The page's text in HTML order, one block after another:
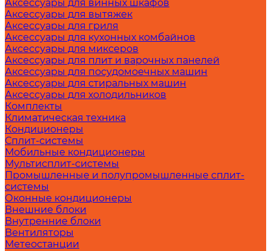
Аксессуары для винных шкафов
Аксессуары для вытяжек
Аксессуары для гриля
Аксессуары для кухонных комбайнов
Аксессуары для миксеров
Аксессуары для плит и варочных панелей
Аксессуары для посудомоечных машин
Аксессуары для стиральных машин
Аксессуары для холодильников
Комплекты
Климатическая техника
Кондиционеры
Сплит-системы
Мобильные кондиционеры
Мультисплит-системы
Промышленные и полупромышленные сплит-
системы
Оконные кондиционеры
Внешние блоки
Внутренние блоки
Вентиляторы
Метеостанции